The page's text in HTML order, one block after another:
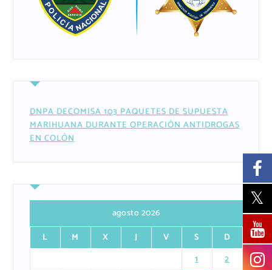
DNPA DECOMISA 103 PAQUETES DE SUPUESTA
MARIHUANA DURANTE OPERACIÓN ANTIDROGAS
EN COLÓN
agosto 2026
L
M X J V S
D
1
2